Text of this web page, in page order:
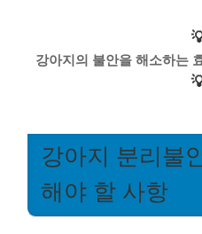
강아지의 불안을 해소하는
강아지 분리불
해야 할 사항